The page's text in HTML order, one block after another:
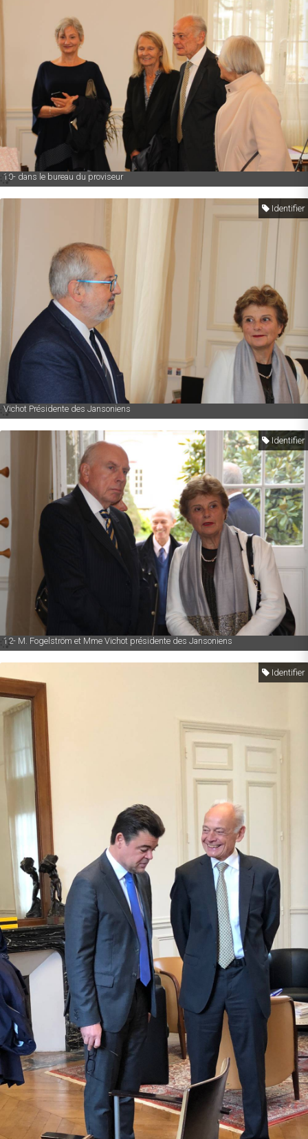
10- dans le bureau du proviseur
Identifier
11- M. Favier professeur en ECG spécialiste de l'histoire de la Suède et Mme
Vichot Présidente des Jansoniens
Identifier
12- M. Fogelström et Mme Vichot présidente des Jansoniens
Identifier